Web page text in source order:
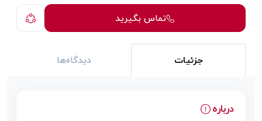
تماس بگیرید
جزئیات دیدگاه‌ها
درباره